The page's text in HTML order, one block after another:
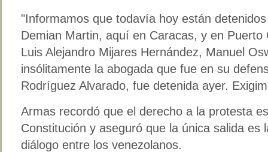
"Informamos que todavía hoy están
Demian Martin, aquí en Caracas, y en Puerto
Luis Alejandro Mijares Hernández, Manuel
insólitamente la abogada que fue en su
Rodríguez Alvarado, fue detenida ayer.
Armas recordó que el derecho a la protesta
Constitución y aseguró que la única salida es
diálogo entre los venezolanos.